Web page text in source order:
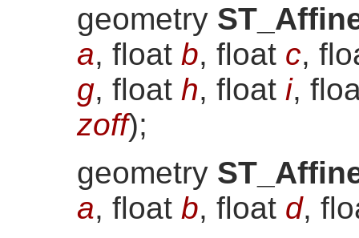
geometry
a, float b, float c,
g, float h, float i,
zoff);
geometry
a, float b, float d,